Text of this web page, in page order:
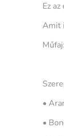
Ez
Amit
•
•